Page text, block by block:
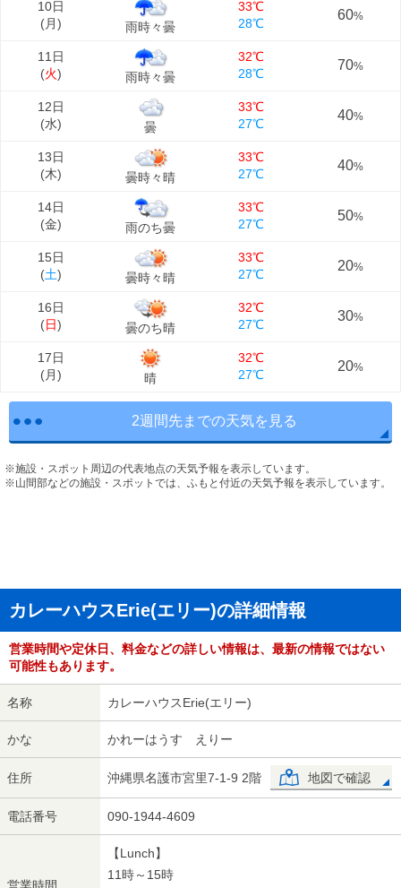
10日
(月) 雨時々曇
33℃
28℃
60%
11日
(火) 雨時々曇
32℃
28℃
70%
12日
(水) 曇
33℃
27℃
40%
13日
(木) 曇時々晴
33℃
27℃
40%
14日
(金) 雨のち曇
33℃
27℃
50%
15日
(土) 曇時々晴
33℃
27℃
20%
16日
(日) 曇のち晴
32℃
27℃
30%
17日
(月) 晴
32℃
27℃
20%
2週間先までの天気を見る
※施設・スポット周辺の代表地点の天気予報を表示しています。
※山間部などの施設・スポットでは、ふもと付近の天気予報を表示しています。
カレーハウスErie(エリー)の詳細情報
営業時間や定休日、料金などの詳しい情報は、最新の情報ではない
可能性もあります。
名称 カレーハウスErie(エリー)
かな かれーはうす えりー
住所 沖縄県名護市宮里7-1-9 2階 地図で確認
電話番号 090-1944-4609
【Lunch】
11時～15時